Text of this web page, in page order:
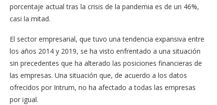
porcentaje actual tras la crisis de la pandemia es de un 46%,
casi la mitad.
El sector empresarial, que tuvo una tendencia expansiva entre
los años 2014 y 2019, se ha visto enfrentado a una situación
sin precedentes que ha alterado las posiciones financieras de
las empresas. Una situación que, de acuerdo a los datos
ofrecidos por Intrum, no ha afectado a todas las empresas
por igual.